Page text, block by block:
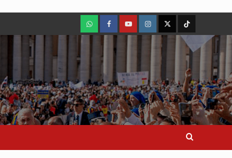
WhatsAppFacebookYoutubeInstagram
X TikTok